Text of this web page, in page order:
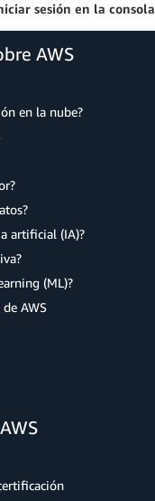
sesión en la consola
AWS
en la nube?
artificial (IA)?
(ML)?
AWS